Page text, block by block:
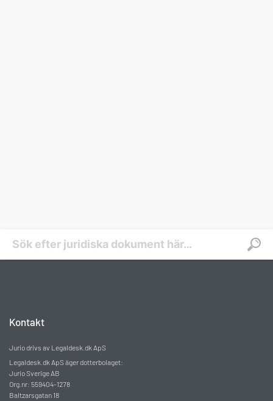
Kontakt
Jurio drivs av Legaldesk.dk ApS
Legaldesk.dk ApS äger dotterbolaget:
Jurio Sverige AB
Org.nr: 559404-1278
Baltzarsgatan 18